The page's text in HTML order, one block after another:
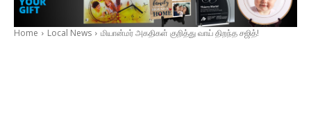
Home Local News மியான்மர் அகதிகள் குறித்து வாய் திறந்த சஜித்!